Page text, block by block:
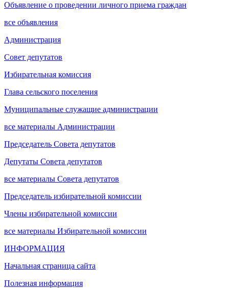
Объявление о проведении личного приема граждан
все объявления
Администрация
Совет депутатов
Избирательная комиссия
Глава сельского поселения
Муниципальные служащие администрации
все материалы Администрации
Председатель Совета депутатов
Депутаты Совета депутатов
все материалы Совета депутатов
Председатель избирательной комиссии
Члены избирательной комиссии
все материалы Избирательной комиссии
ИНФОРМАЦИЯ
Начальная страница сайта
Полезная информация